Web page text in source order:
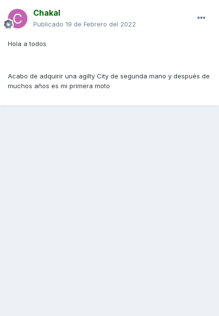
Chakal
Publicado 19 de Febrero del 2022
Hola a todos
Acabo de adquirir una agilty City de segunda mano y después de
muchos años es mi primera moto